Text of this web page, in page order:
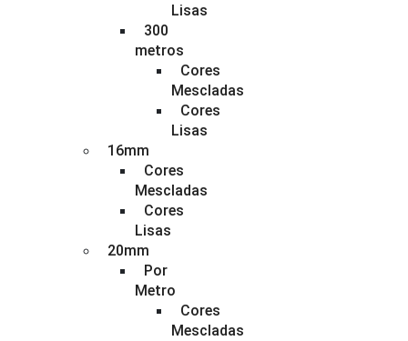
Lisas
300
metros
Cores
Mescladas
Cores
Lisas
16mm
Cores
Mescladas
Cores
Lisas
20mm
Por
Metro
Cores
Mescladas